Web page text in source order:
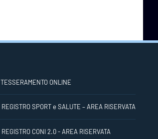
TESSERAMENTO ONLINE
REGISTRO SPORT e SALUTE – AREA RISERVATA
REGISTRO CONI 2.0 - AREA RISERVATA